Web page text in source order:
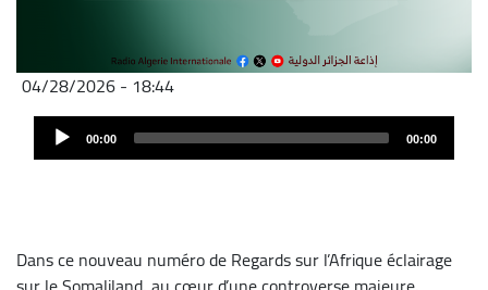
04/28/2026 - 18:44
AudioAudio
Player 00:00 00:00
Dans ce nouveau numéro de Regards sur l’Afrique éclairage